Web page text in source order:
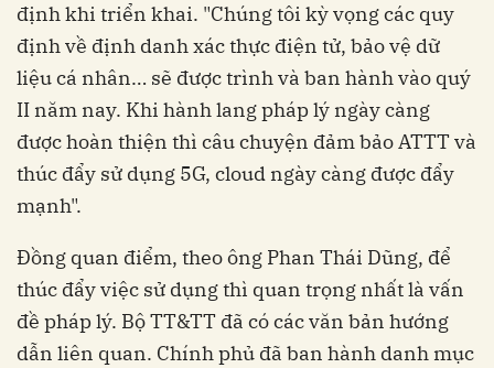
định khi triển khai. "Chúng tôi kỳ vọng các quy
định về định danh xác thực điện tử, bảo vệ dữ
liệu cá nhân… sẽ được trình và ban hành vào quý
II năm nay. Khi hành lang pháp lý ngày càng
được hoàn thiện thì câu chuyện đảm bảo ATTT và
thúc đẩy sử dụng 5G, cloud ngày càng được đẩy
mạnh".
Đồng quan điểm, theo ông Phan Thái Dũng, để
thúc đẩy việc sử dụng thì quan trọng nhất là vấn
đề pháp lý. Bộ TT&TT đã có các văn bản hướng
dẫn liên quan. Chính phủ đã ban hành danh mục